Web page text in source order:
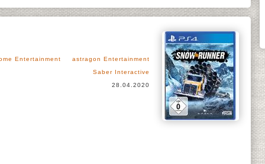
Entertainment
astragon Entertainment
Saber Interactive
28.04.2020